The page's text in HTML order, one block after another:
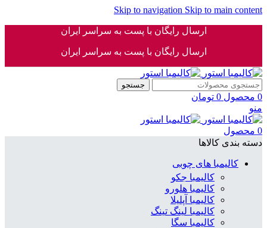
Skip to navigation Skip to main content
ارسال رایگان با پست به سراسر ایران
ارسال رایگان با پست به سراسر ایران
جستجو
0 محصول 0 تومان
منو
0 محصول
دسته بندی کالاها
کالیمبا های چوبی
کالیمبا جکو
کالیمبا هلورو
کالیمبا آپلیلا
کالیمبا لینگ تینگ
کالیمبا سگا